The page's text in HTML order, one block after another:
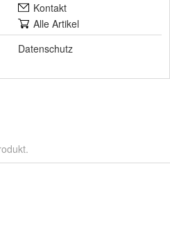
Kontakt
Alle Artikel
Datenschutz